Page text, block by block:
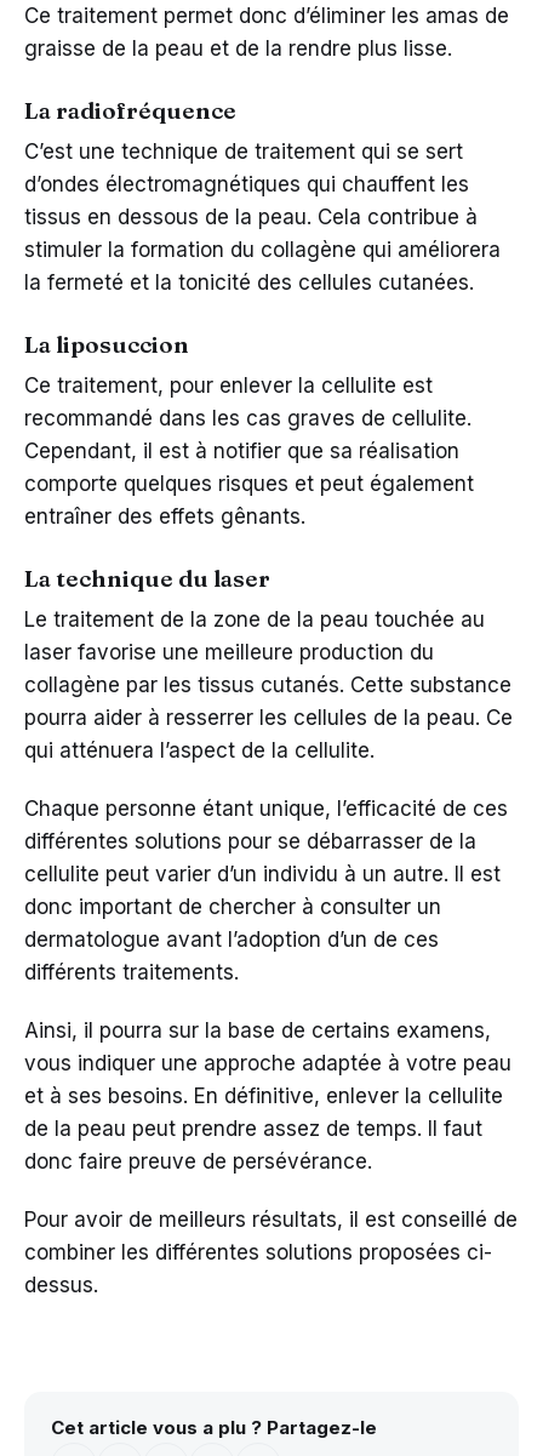
Ce traitement permet donc d’éliminer les amas de
graisse de la peau et de la rendre plus lisse.
La radiofréquence
C’est une technique de traitement qui se sert
d’ondes électromagnétiques qui chauffent les
tissus en dessous de la peau. Cela contribue à
stimuler la formation du collagène qui améliorera
la fermeté et la tonicité des cellules cutanées.
La liposuccion
Ce traitement, pour enlever la cellulite est
recommandé dans les cas graves de cellulite.
Cependant, il est à notifier que sa réalisation
comporte quelques risques et peut également
entraîner des effets gênants.
La technique du laser
Le traitement de la zone de la peau touchée au
laser favorise une meilleure production du
collagène par les tissus cutanés. Cette substance
pourra aider à resserrer les cellules de la peau. Ce
qui atténuera l’aspect de la cellulite.
Chaque personne étant unique, l’efficacité de ces
différentes solutions pour se débarrasser de la
cellulite peut varier d’un individu à un autre. Il est
donc important de chercher à consulter un
dermatologue avant l’adoption d’un de ces
différents traitements.
Ainsi, il pourra sur la base de certains examens,
vous indiquer une approche adaptée à votre peau
et à ses besoins. En définitive, enlever la cellulite
de la peau peut prendre assez de temps. Il faut
donc faire preuve de persévérance.
Pour avoir de meilleurs résultats, il est conseillé de
combiner les différentes solutions proposées ci-
dessus.
Cet article vous a plu ? Partagez-le